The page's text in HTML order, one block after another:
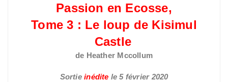
Passion en Ecosse,
Tome 3 : Le loup de Kisimul
Castle
de Heather Mccollum
Sortieinédite le 5 février 2020